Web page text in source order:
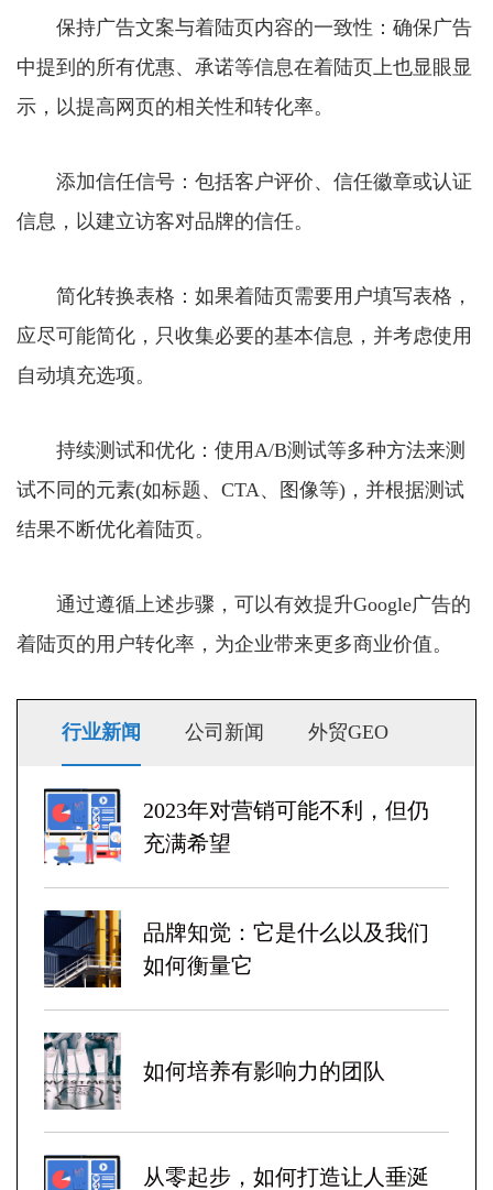
保持广告文案与着陆页内容的一致性：确保广告
中提到的所有优惠、承诺等信息在着陆页上也显眼显
示，以提高网页的相关性和转化率。
添加信任信号：包括客户评价、信任徽章或认证
信息，以建立访客对品牌的信任。
简化转换表格：如果着陆页需要用户填写表格，
应尽可能简化，只收集必要的基本信息，并考虑使用
自动填充选项。
持续测试和优化：使用A/B测试等多种方法来测
试不同的元素(如标题、CTA、图像等)，并根据测试
结果不断优化着陆页。
通过遵循上述步骤，可以有效提升Google广告的
着陆页的用户转化率，为企业带来更多商业价值。
行业新闻 公司新闻 外贸GEO
2023年对营销可能不利，但仍
充满希望
品牌知觉：它是什么以及我们
如何衡量它
如何培养有影响力的团队
从零起步，如何打造让人垂涎